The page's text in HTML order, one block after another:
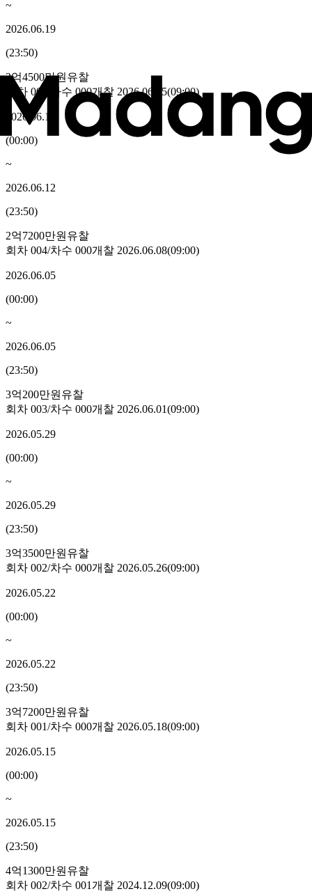
~
2026.06.19
(23:50)
2억4500만원 유찰
회차 005 /차수 000개찰 2026.06.15(09:00)
2026.06.12
(00:00)
~
2026.06.12
(23:50)
2억7200만원 유찰
회차 004/차수 000개찰 2026.06.08(09:00)
2026.06.05
(00:00)
~
2026.06.05
(23:50)
3억200만원 유찰
회차 003/차수 000개찰 2026.06.01(09:00)
2026.05.29
(00:00)
~
2026.05.29
(23:50)
3억3500만원 유찰
회차 002/차수 000개찰 2026.05.26(09:00)
2026.05.22
(00:00)
~
2026.05.22
(23:50)
3억7200만원 유찰
회차 001/차수 000개찰 2026.05.18(09:00)
2026.05.15
(00:00)
~
2026.05.15
(23:50)
4억1300만원 유찰
회차 002/차수 001개찰 2024.12.09(09:00)